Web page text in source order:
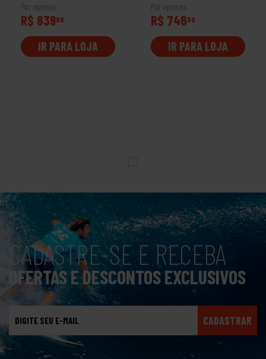
Por apenas
R$ 83999
IR PARA LOJA
Por apenas
R$ 74699
IR PARA LOJA
CADASTRE-SE E RECEBA
OFERTAS E DESCONTOS EXCLUSIVOS
CADASTRAR